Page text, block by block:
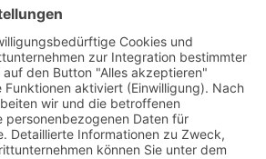
der Mediation
Medianden durch Unterschrift
ggf. beglaubigt werden.